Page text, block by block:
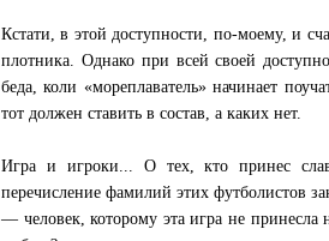
Кстати, в этой доступности, по-моему, и
плотника. Однако при всей своей
беда, коли «мореплаватель» начинает
тот должен ставить в состав, а каких нет.
Игра и игроки... О тех, кто принес
перечисление фамилий этих футболистов
— человек, которому эта игра не